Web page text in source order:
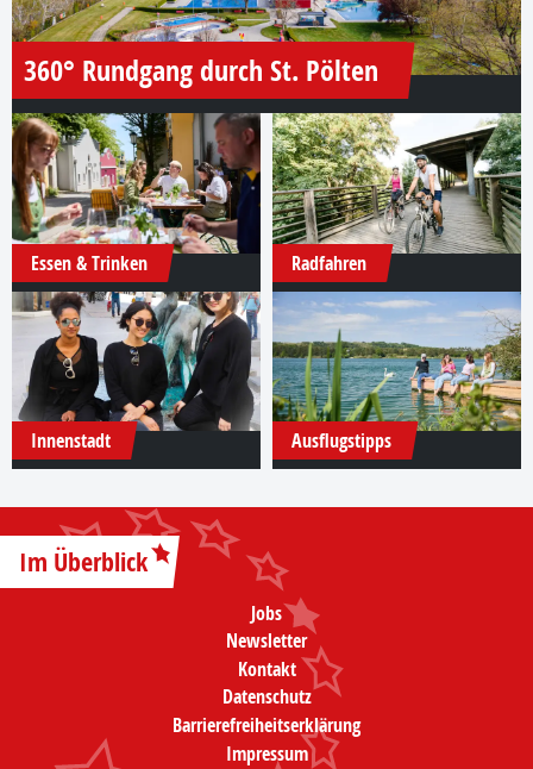
360° Rundgang durch St. Pölten
Essen & Trinken Radfahren
Innenstadt Ausflugstipps
Im Überblick
Jobs
Newsletter
Kontakt
Datenschutz
Barrierefreiheitserklärung
Impressum